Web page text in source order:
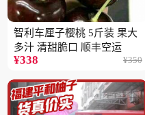
智利车厘子樱桃 5斤装 果大
多汁 清甜脆口 顺丰空运
¥338 ¥350